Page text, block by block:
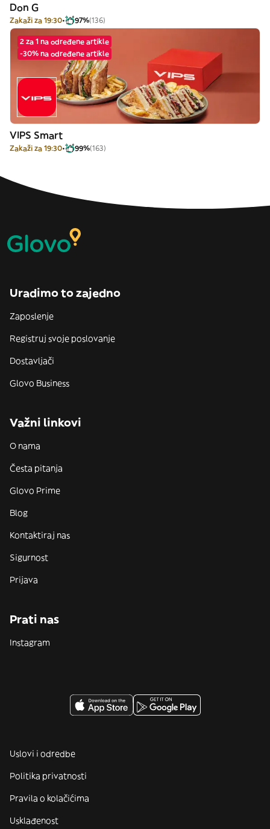
Don G
Zakaži za 19:30 97%(136)
2 za 1 na određene artikle
-30% na određene artikle
VIPS Smart
Zakaži za 19:30 99%(163)
Uradimo to zajedno
Zaposlenje
Registruj svoje poslovanje
Dostavljači
Glovo Business
Važni linkovi
O nama
Česta pitanja
Glovo Prime
Blog
Kontaktiraj nas
Sigurnost
Prijava
Prati nas
Instagram
Uslovi i odredbe
Politika privatnosti
Pravila o kolačićima
Usklađenost